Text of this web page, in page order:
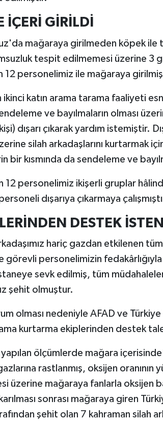
GİRİLDİ
mağaraya girilmeden köpek ile
tespit edilmemesi üzerine 3
12 personelimiz ile mağaraya
katın arama tarama faaliyeti
ve bayılmaların olması
dışarı çıkarak yardım istemiştir.
silah arkadaşlarını kurtarmak
bir kısmında da sendeleme ve
12 personelimiz ikişerli gruplar
dışarıya çıkarmaya
DESTEK
hariç gazdan etkilenen
personelimizin fedakârlığıyla
sevk edilmiş, tüm
şehit olmuştur.
olması nedeniyle AFAD ve
kurtarma ekiplerinden destek
ölçümlerde mağara
rastlanmış, oksijen oranının
üzerine mağaraya fanlarla oksijen
sonrası mağaraya giren
şehit olan 7 kahraman silah